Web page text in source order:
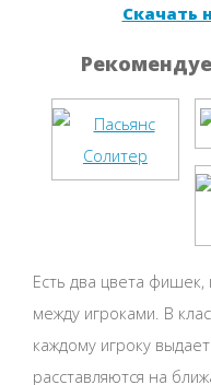
Скачать
Есть два цвета
между игроками. В
каждому игроку
расставляются на